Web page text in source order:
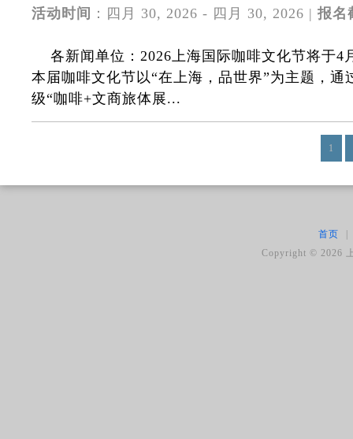
活动时间 ：四月 30, 2026 - 四月 30, 2026 | 报名
各新闻单位：2026上海国际咖啡文化节将于4
本届咖啡文化节以“在上海，品世界”为主题，通
级“咖啡+文商旅体展...
1
首页
Copyright ©2026